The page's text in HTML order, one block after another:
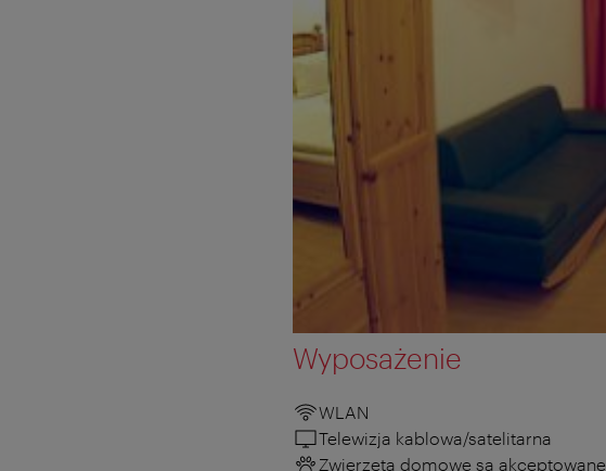
Wyposażenie
WLAN
Telewizja kablowa/satelitarna
Zwierzęta domowe są akceptowane